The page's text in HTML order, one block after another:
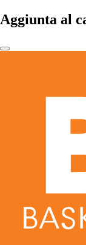
Aggiunta al